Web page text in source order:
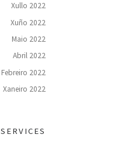
Xullo 2022
Xuño 2022
Maio 2022
Abril 2022
Febreiro 2022
Xaneiro 2022
SERVICES